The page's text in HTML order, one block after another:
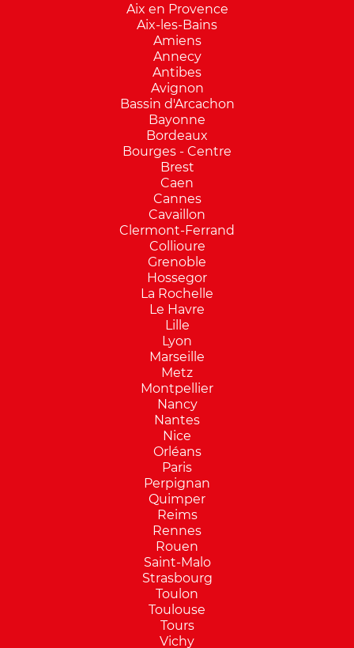
Aix en Provence
Aix-les-Bains
Amiens
Annecy
Antibes
Avignon
Bassin d'Arcachon
Bayonne
Bordeaux
Bourges - Centre
Brest
Caen
Cannes
Cavaillon
Clermont-Ferrand
Collioure
Grenoble
Hossegor
La Rochelle
Le Havre
Lille
Lyon
Marseille
Metz
Montpellier
Nancy
Nantes
Nice
Orléans
Paris
Perpignan
Quimper
Reims
Rennes
Rouen
Saint-Malo
Strasbourg
Toulon
Toulouse
Tours
Vichy